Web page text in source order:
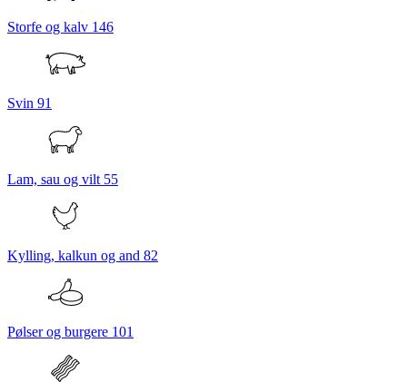
Storfe og kalv 146
Svin 91
Lam, sau og vilt 55
Kylling, kalkun og and 82
Pølser og burgere 101